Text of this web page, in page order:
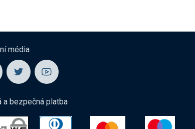
média
a bezpečná platba